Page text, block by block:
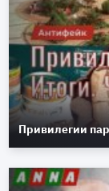
Привилегии